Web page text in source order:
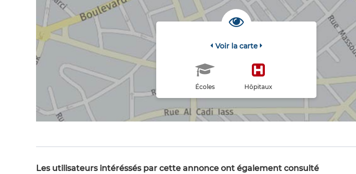
Voir la carte
Écoles Hôpitaux
Les utilisateurs intéréssés par cette annonce ont également consulté